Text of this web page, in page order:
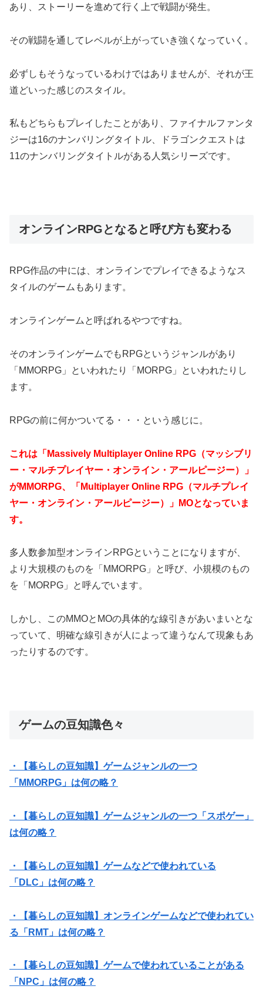
あり、ストーリーを進めて行く上で戦闘が発生。
その戦闘を通してレベルが上がっていき強くなっていく。
必ずしもそうなっているわけではありませんが、それが王
道どいった感じのスタイル。
私もどちらもプレイしたことがあり、ファイナルファンタ
ジーは16のナンバリングタイトル、ドラゴンクエストは
11のナンバリングタイトルがある人気シリーズです。
オンラインRPGとなると呼び方も変わる
RPG作品の中には、オンラインでプレイできるようなス
タイルのゲームもあります。
オンラインゲームと呼ばれるやつですね。
そのオンラインゲームでもRPGというジャンルがあり
「MMORPG」といわれたり「MORPG」といわれたりし
ます。
RPGの前に何かついてる・・・という感じに。
これは「Massively Multiplayer Online RPG（マッシブリ
ー・マルチプレイヤー・オンライン・アールピージー）」
がMMORPG、「Multiplayer Online RPG（マルチプレイ
ヤー・オンライン・アールピージー）」MOとなっていま
す。
多人数参加型オンラインRPGということになりますが、
より大規模のものを「MMORPG」と呼び、小規模のもの
を「MORPG」と呼んでいます。
しかし、このMMOとMOの具体的な線引きがあいまいとな
っていて、明確な線引きが人によって違うなんて現象もあ
ったりするのです。
ゲームの豆知識色々
・【暮らしの豆知識】ゲームジャンルの一つ
「MMORPG」は何の略？
・【暮らしの豆知識】ゲームジャンルの一つ「スポゲー」
は何の略？
・【暮らしの豆知識】ゲームなどで使われている
「DLC」は何の略？
・【暮らしの豆知識】オンラインゲームなどで使われてい
る「RMT」は何の略？
・【暮らしの豆知識】ゲームで使われていることがある
「NPC」は何の略？